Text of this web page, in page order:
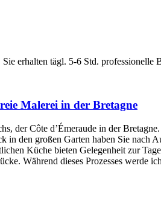
erhalten tägl. 5-6 Std. professionelle
Malerei in der Bretagne
der Côte d’Émeraude in der
den großen Garten haben Sie nach
Küche bieten Gelegenheit zur
Während dieses Prozesses werde